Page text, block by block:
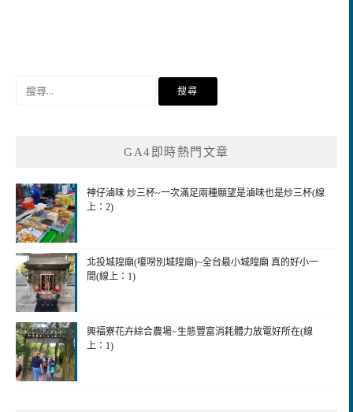
GA4即時熱門文章
神仔滷味 炒三杯~一次滿足兩種願望是滷味也是炒三杯(線
上：2)
北投城隍廟(嗄嘮別城隍廟)~全台最小城隍廟 真的好小一
間(線上：1)
興福寮花卉綜合農場~生態豐富消耗體力放電好所在(線
上：1)